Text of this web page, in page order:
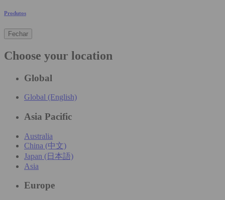
Produtos
Fechar
Choose your location
Global
Global (English)
Asia Pacific
Australia
China (中文)
Japan (日本語)
Asia
Europe